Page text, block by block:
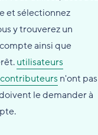
et sélectionnez
y trouverez un
ainsi que
utilisateurs
contributeursn'ont pas
le demander à